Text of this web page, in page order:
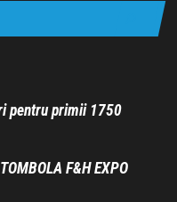
pentru primii 1750
F&H EXPO